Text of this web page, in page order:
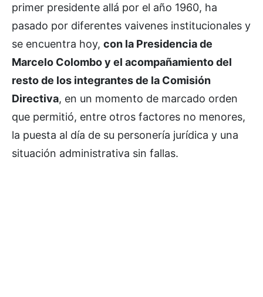
primer presidente allá por el año 1960, ha
pasado por diferentes vaivenes institucionales y
se encuentra hoy, con la Presidencia de
Marcelo Colombo y el acompañamiento del
resto de los integrantes de la Comisión
Directiva, en un momento de marcado orden
que permitió, entre otros factores no menores,
la puesta al día de su personería jurídica y una
situación administrativa sin fallas.